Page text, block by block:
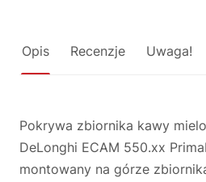
Opis Recenzje Uwaga!
Pokrywa zbiornika kawy
DeLonghi ECAM 550.xx
montowany na górze